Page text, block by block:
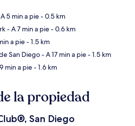
5 min a pie- 0.5 km
- A 7 min a pie- 0.6 km
a pie- 1.5 km
San Diego- A 17 min a pie- 1.5 km
min a pie- 1.6 km
la propiedad
San Diego